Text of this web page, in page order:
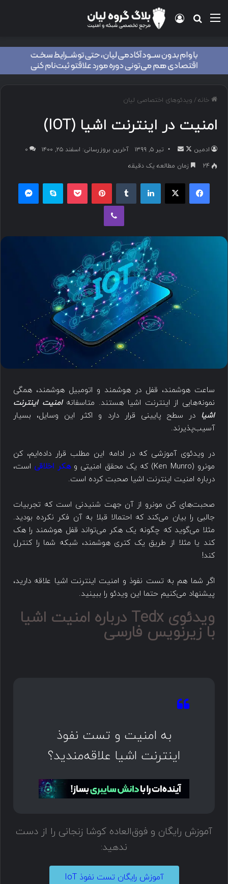
خانه/ ویدئوهای اختصاصی لیان
امنیت در اینترنت اشیا (IOT)
ادمین تیر ۵, ۱۳۹۹ آخرین بروزرسانی: اسفند ۲۵, ۱۴۰۰
۰
24
زمان مطالعه یک دقیقه
ساعت هوشمند، قفل در هوشمند و اتومبیل هوشمند، همگی
نمونه‌هایی از اینترنت اشیا هستند. متاسفانهامنیت اینترنت
اشیا در سطح پایینی قرار دارد و اکثر این وسایل، بسیار
آسیب‌پذیرند.
در ویدئوی آموزشی که در ادامه این مطلب قرار داده‌ایم، کن
مونرو (Ken Munro) که یک محقق امنیتی و
هکر اخلاقی است،
درباره امنیت اینترنت اشیا صحبت کرده است.
صحبت‌های کن مونرو از آن جهت شنیدنی است که تجربیات
جالبی را بیان می‌کند که احتمالا قبلا به آن فکر نکرده بودید.
مثلا می‌گوید که چگونه یک هکر می‌تواند قفل هوشمند را هک
کند یا مثلا از طریق یک کتری هوشمند، شبکه شما را کنترل
کند!
اگر شما هم به تست نفوذ و امنیت اینترنت اشیا علاقه دارید،
پیشنهاد می‌کنیم حتما این ویدئو را ببینید.
ویدئوی Tedx درباره امنیت اشیا
با زیرنویس فارسی
به امنیت و تست نفوذ
اینترنت اشیا علاقه‌مندید؟
آموزش رایگان و فوق‌العاده کوشا زنجانی را از دست
ندهید:
آموزش رایگان تست نفوذ IoT